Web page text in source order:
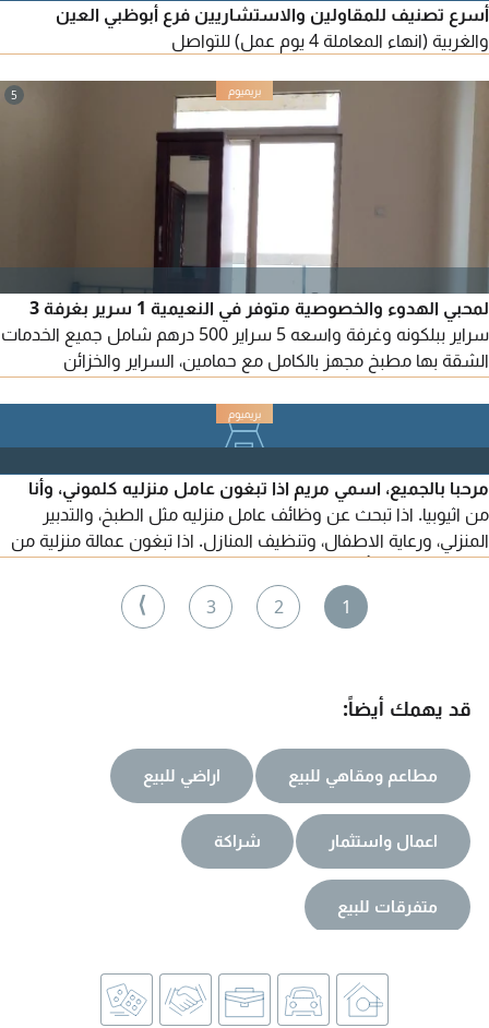
أسرع تصنيف للمقاولين والاستشاريين فرع أبوظبي العين
والغربية (انهاء المعاملة 4 يوم عمل) للتواصل
5
لمحبي الهدوء والخصوصية متوفر في النعيمية 1 سرير بغرفة 3
سراير ببلكونه وغرفة واسعه 5 سراير 500 درهم شامل جميع الخدمات
الشقة بها مطبخ مجهز بالكامل مع حمامين، السراير والخزائن
وموقف مجاني للسيارات / النعيمية 1 بجوار مدرسة الحكمة وشارع
مرحبا بالجميع، اسمي مريم اذا تبغون عامل منزليه كلموني، وأنا
من اثيوبيا. اذا تبحث عن وظائف عامل منزليه مثل الطبخ، والتدبير
المنزلي، ورعاية الاطفال، وتنظيف المنازل. اذا تبغون عمالة منزلية من
1
2
3
⟩
قد يهمك أيضاً:
مطاعم ومقاهي للبيع اراضي للبيع
اعمال واستثمار شراكة
متفرقات للبيع